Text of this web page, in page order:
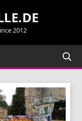
2012